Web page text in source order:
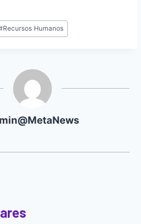
Recursos Humanos